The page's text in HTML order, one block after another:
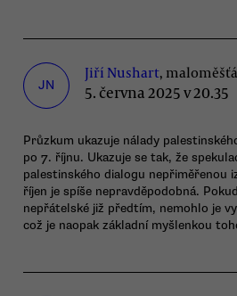
JN
Jiří Nushart,
5. června 2025 v 20.35
Průzkum ukazuje nálady
po 7. říjnu. Ukazuje se tak, že
palestinského dialogu nepřiměřenou
říjen je spíše nepravděpodobná.
nepřátelské již předtím, nemohlo je
což je naopak základní myšlenkou